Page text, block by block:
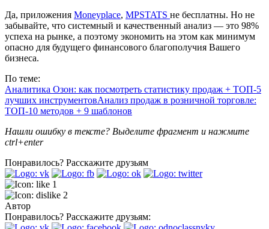
Да, приложения Moneyplace, MPSTATS не бесплатны. Но не
забывайте, что системный и качественный анализ — это 98%
успеха на рынке, а поэтому экономить на этом как минимум
опасно для будущего финансового благополучия Вашего
бизнеса.
По теме:
Аналитика Озон: как посмотреть статистику продаж + ТОП-5
лучших инструментовАнализ продаж в розничной торговле:
ТОП-10 методов + 9 шаблонов
Нашли ошибку в тексте? Выделите фрагмент и нажмите
ctrl+enter
Понравилось? Расскажите друзьям
1
2
Автор
Понравилось? Расскажите друзьям: